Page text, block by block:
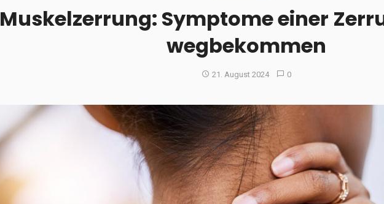
Muskelzerrung: Symptome einer
wegbekommen
21. August 2024 0